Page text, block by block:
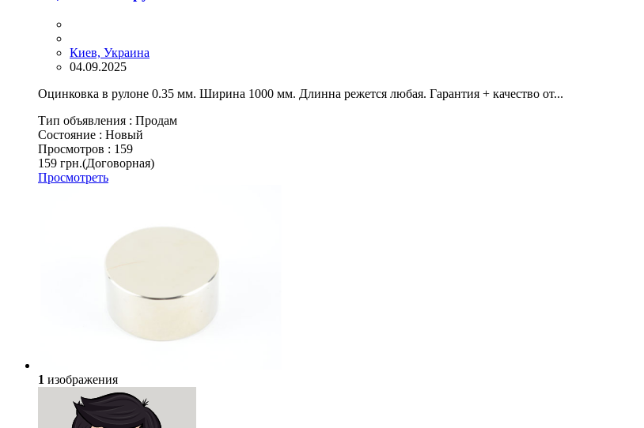
Киев, Украина
04.09.2025
Оцинковка в рулоне 0.35 мм. Ширина 1000 мм. Длинна режется любая. Гарантия + качество от...
Тип объявления : Продам
Состояние : Новый
Просмотров : 159
159 грн.(Договорная)
Просмотреть
1 изображения